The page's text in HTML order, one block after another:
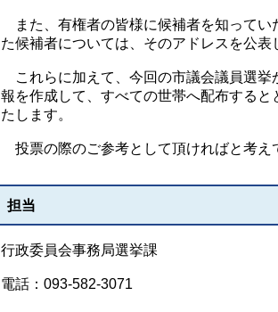
また、有権者の皆様に候補者を知ってい
た候補者については、そのアドレスを公表
これらに加えて、今回の市議会議員選挙
報を作成して、すべての世帯へ配布する
たします。
投票の際のご参考として頂ければと考え
担当
行政委員会事務局選挙課
電話：093-582-3071